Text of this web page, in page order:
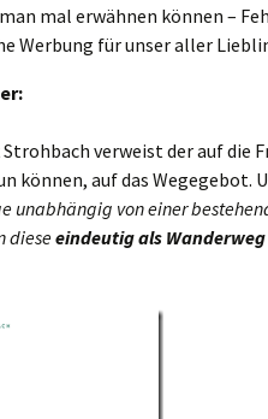
mal erwähnen können –
Werbung für unser aller
verweist der auf die
können, auf das Wegegebot.
unabhängig von einer
dieseeindeutig als